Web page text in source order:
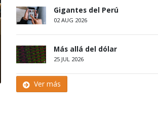
Gigantes del Perú
02 AUG 2026
Más allá del dólar
25 JUL 2026
Ver más